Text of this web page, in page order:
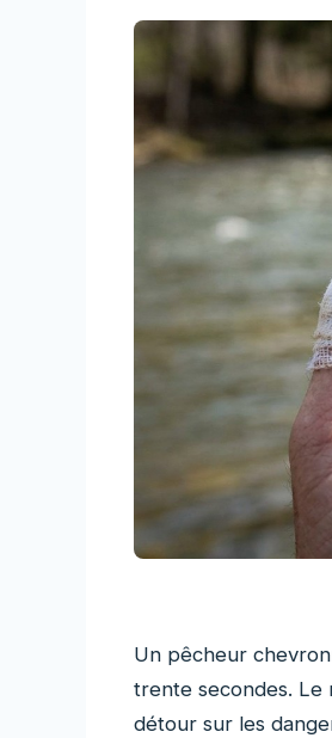
Un pêcheur
trente secondes. Le
détour sur les